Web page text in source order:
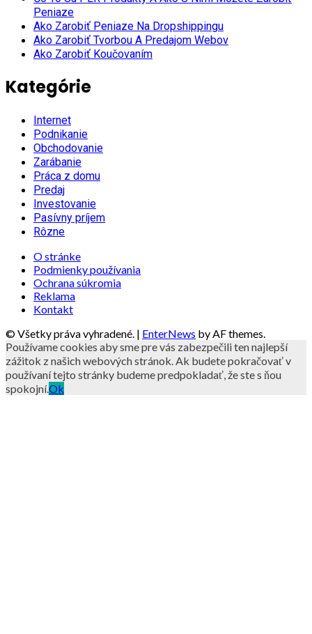
Peniaze
Ako Zarobiť Peniaze Na Dropshippingu
Ako Zarobiť Tvorbou A Predajom Webov
Ako Zarobiť Koučovaním
Kategórie
Internet
Podnikanie
Obchodovanie
Zarábanie
Práca z domu
Predaj
Investovanie
Pasívny príjem
Rôzne
O stránke
Podmienky používania
Ochrana súkromia
Reklama
Kontakt
© Všetky práva vyhradené. | EnterNews by AF themes.
Používame cookies aby sme pre vás zabezpečili ten najlepší
zážitok z našich webových stránok. Ak budete pokračovať v
používaní tejto stránky budeme predpokladať, že ste s ňou
spokojní.Ok